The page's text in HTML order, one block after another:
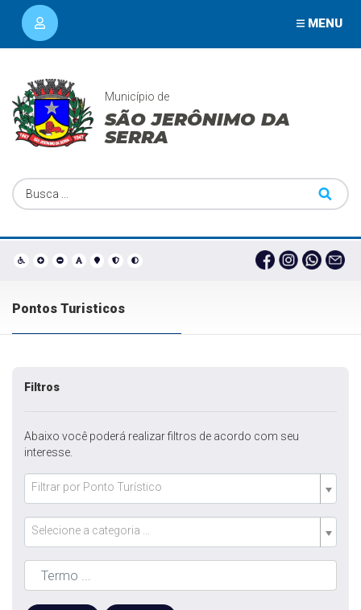
MENU
Município de
SÃO JERÔNIMO DA
SERRA
Pontos Turisticos
Filtros
Abaixo você poderá realizar filtros de acordo com seu
interesse.
Filtrar por Ponto Turístico
Selecione a categoria ...